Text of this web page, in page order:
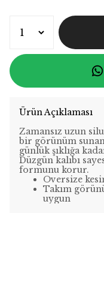
Ürün Açıklaması
Zamansız uzun
bir görünüm
günlük şıklığa
Düzgün kalıbı
formunu korur.
Oversize
Takım
uygun